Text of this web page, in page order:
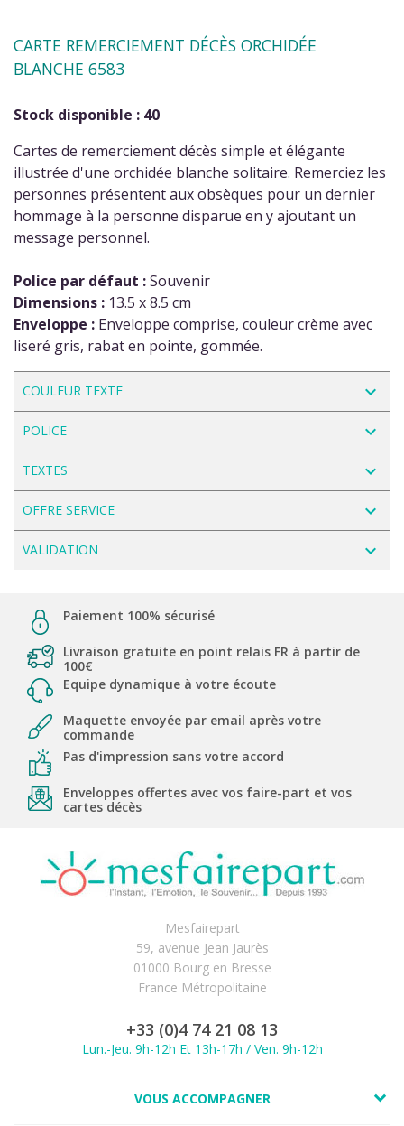
CARTE REMERCIEMENT DÉCÈS ORCHIDÉE
BLANCHE 6583
Stock disponible : 40
Cartes de remerciement décès simple et élégante
illustrée d'une orchidée blanche solitaire. Remerciez les
personnes présentent aux obsèques pour un dernier
hommage à la personne disparue en y ajoutant un
message personnel.
Police par défaut :Souvenir
Dimensions : 13.5 x 8.5 cm
Enveloppe : Enveloppe comprise, couleur crème avec
liseré gris, rabat en pointe, gommée.
COULEUR TEXTE navigate_next
POLICE navigate_next
TEXTES navigate_next
OFFRE SERVICE navigate_next
VALIDATION navigate_next
Paiement 100% sécurisé
Livraison gratuite en point relais FR à partir de
100€
Equipe dynamique à votre écoute
Maquette envoyée par email après votre
commande
Pas d'impression sans votre accord
Enveloppes offertes avec vos faire-part et vos
cartes décès
Mesfairepart
59, avenue Jean Jaurès
01000 Bourg en Bresse
France Métropolitaine
+33 (0)4 74 21 08 13
Lun.-Jeu. 9h-12h Et 13h-17h / Ven. 9h-12h
VOUS ACCOMPAGNER